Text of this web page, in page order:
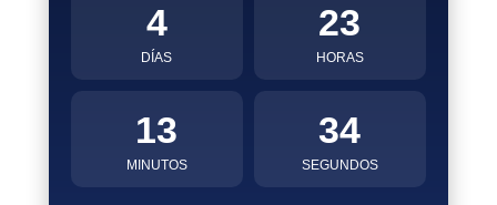
4
DÍAS
23
HORAS
13
MINUTOS
33
SEGUNDOS